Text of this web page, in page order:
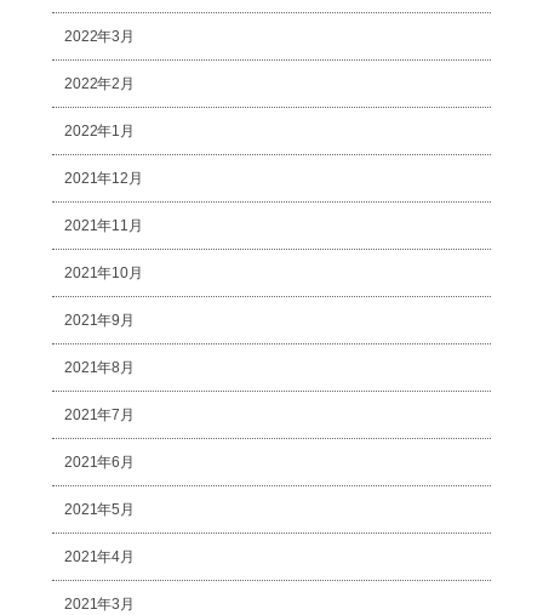
2022年3月
2022年2月
2022年1月
2021年12月
2021年11月
2021年10月
2021年9月
2021年8月
2021年7月
2021年6月
2021年5月
2021年4月
2021年3月